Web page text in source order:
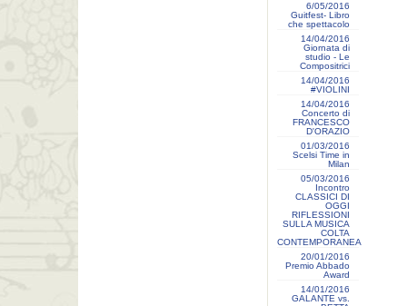
6/05/2016
Guitfest- Libro
che spettacolo
14/04/2016
Giornata di
studio - Le
Compositrici
14/04/2016
#VIOLINI
14/04/2016
Concerto di
FRANCESCO
D'ORAZIO
01/03/2016
Scelsi Time in
Milan
05/03/2016
Incontro
CLASSICI DI
OGGI
RIFLESSIONI
SULLA MUSICA
COLTA
CONTEMPORANEA
20/01/2016
Premio Abbado
Award
14/01/2016
GALANTE vs.